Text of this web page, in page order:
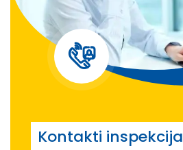
Kontakti inspekcija